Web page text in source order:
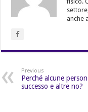
fisico.
anche
Previous
Perché alcune
successo e altre no?